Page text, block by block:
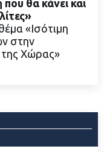
θα κάνει και
«Ισότιμη
στην
Χώρας»